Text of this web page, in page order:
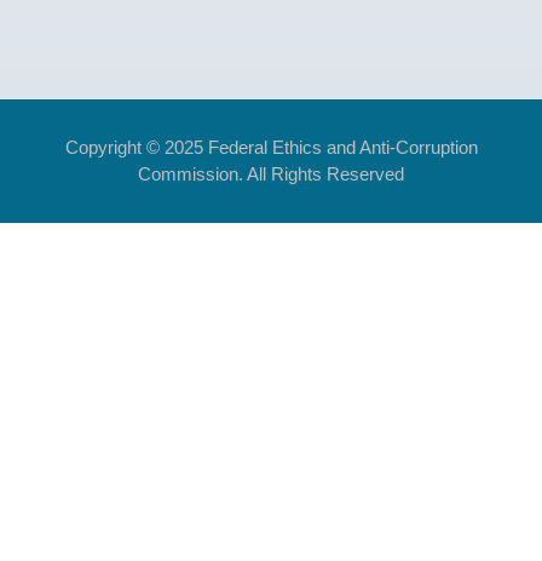
Copyright © 2025 Federal Ethics and Anti-Corruption
Commission. All Rights Reserved